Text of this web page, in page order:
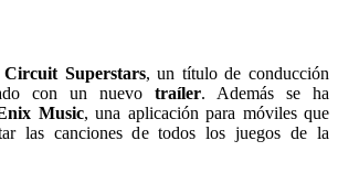
Circuit Superstars, un título de conducción
con un nuevo traíler. Además se ha
Music, una aplicación para móviles que
las canciones de todos los juegos de la